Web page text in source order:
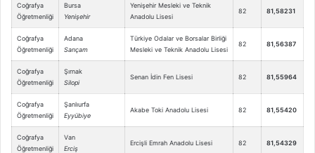
Coğrafya
Öğretmenliği
Bursa
Yenişehir
Yenişehir Mesleki ve Teknik
Anadolu Lisesi
82 81,58231
Coğrafya
Öğretmenliği
Adana
Sarıçam
Türkiye Odalar ve Borsalar Birliği
Mesleki ve Teknik Anadolu Lisesi
82 81,56387
Coğrafya
Öğretmenliği
Şırnak
Silopi
Senan İdin Fen Lisesi 82 81,55964
Coğrafya
Öğretmenliği
Şanlıurfa
Eyyübiye
Akabe Toki Anadolu Lisesi 82 81,55420
Coğrafya
Öğretmenliği
Van
Erciş
Ercişli Emrah Anadolu Lisesi 82 81,54329